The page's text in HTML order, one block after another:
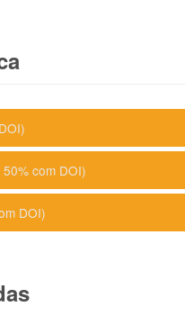
50% com DOI)
DOI)